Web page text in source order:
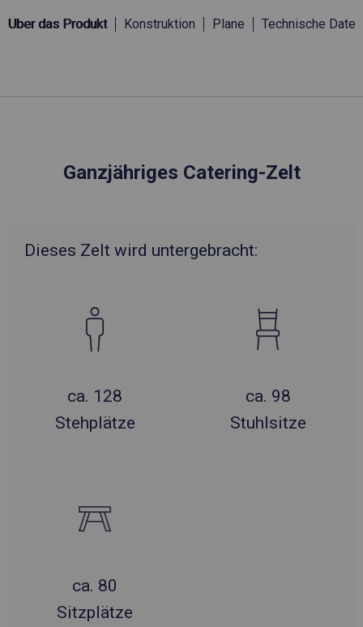
Über das Produkt Konstruktion Plane Technische Daten
Ganzjähriges Catering-Zelt
Dieses Zelt wird untergebracht:
ca. 128
Stehplätze
ca. 98
Stuhlsitze
ca. 80
Sitzplätze